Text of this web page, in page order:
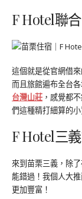
F Hotel聯
這個就是從官網借
而且旅館遍布全台
台灣山莊 ，感覺都
們這種精打細算的
F Hotel三
來到苗栗三義，除
能錯過！我個人大
更加豐富！